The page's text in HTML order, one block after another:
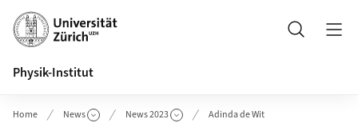
Header
Suche
Physik-Institut
Home News News 2023 Adinda de Wit